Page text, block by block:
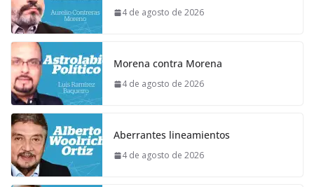
4 de agosto de 2026
Morena contra Morena
4 de agosto de 2026
Aberrantes lineamientos
4 de agosto de 2026